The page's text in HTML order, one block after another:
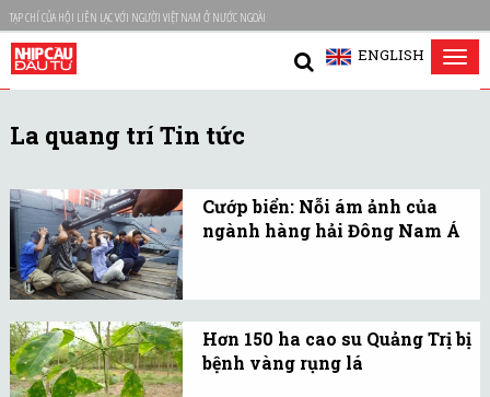
TẠP CHÍ CỦA HỘI LIÊN LẠC VỚI NGƯỜI VIỆT NAM Ở NƯỚC NGOÀI
ENGLISH
La quang trí Tin tức
Cướp biển: Nỗi ám ảnh của
ngành hàng hải Đông Nam Á
đầu năm 2016 ở vùng biển
Đông Nam Á đã có 44 vụ
cướp biển tấn công.
Hơn 150 ha cao su Quảng Trị bị
bệnh vàng rụng lá